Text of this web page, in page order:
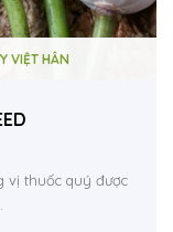
VIỆT HÂN
vị thuốc quý được